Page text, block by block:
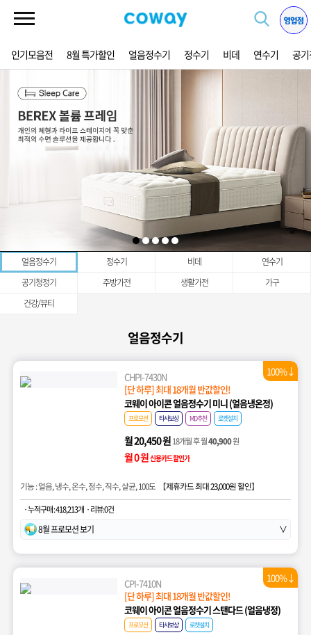
인기모음전 8월 특가할인 얼음정수기 정수기 비데 연수기 공
얼음정수기 정수기 비데
연수기
공기청정기
주방가전 생활가전
가구
건강/뷰티
얼음정수기
CHPI-7430N
[단 하루] 최대 18개월 반값할인!
코웨이 아이콘 얼음정수기 미니 (얼음냉온정)
프로모션 타사보상 MD추천 로켓설치
월 20,450 원18개월 후 월40,900원
월 0 원신용카드 할인가
100%↓
기능 : 얼음, 냉수, 온수, 정수, 직수, 살균, 100도 【제휴카드 최대 23,000원 할인】
· 누적구매 : 418,213개· 리뷰:0건
8월 프로모션 보기 ∨
CPI-7410N
[단 하루] 최대 18개월 반값할인!
코웨이 아이콘 얼음정수기 스탠다드 (얼음냉정)
프로모션 타사보상 로켓설치
100%↓